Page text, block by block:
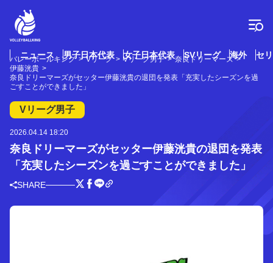
ニュース 男子日本代表 女子日本代表 SVリーグ 海外 セ
バレーボールキング Vリーグ Vリーグ男子
奈良ドリーマーズ
伊藤洸貴
奈良ドリーマーズがセッター伊藤洸貴の退団を発表「充実したシーズンを過
ごすことができました」
Vリーグ男子
2026.04.14 18:20
奈良ドリーマーズがセッター伊藤洸貴の退団を発表
「充実したシーズンを過ごすことができました」
SHARE